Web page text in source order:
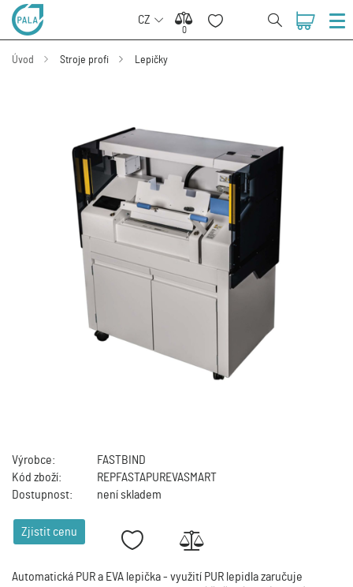
CZ
0
0
Úvod Stroje profi Lepičky
Výrobce:
FASTBIND
Kód zboží:
REPFASTAPUREVASMART
Dostupnost:
není skladem
Zjistit cenu
Automatická PUR a EVA lepička - využití PUR lepidla zaručuje